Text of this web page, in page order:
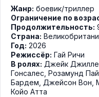
Жанр: боевик/триллер
Ограничение по
Продолжительность:
Страна:
Год: 2026
Режиссёр: Гай Ричи
В ролях: Джейк
Гонсалес, Розамунд
Бардем, Джейсон Вон,
Койо Атта